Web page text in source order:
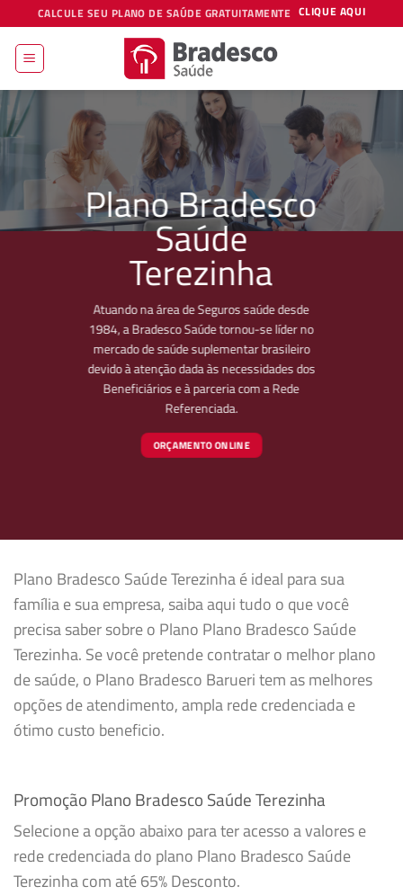
to
content
CALCULE SEU PLANO DE SAÚDE GRATUITAMENTE CLIQUE AQUI
Plano Bradesco
Saúde
Terezinha
Atuando na área de Seguros saúde desde
1984, a Bradesco Saúde tornou-se líder no
mercado de saúde suplementar brasileiro
devido à atenção dada às necessidades dos
Beneficiários e à parceria com a Rede
Referenciada.
ORÇAMENTO ONLINE
Plano Bradesco Saúde Terezinha é ideal para sua
família e sua empresa, saiba aqui tudo o que você
precisa saber sobre o Plano Plano Bradesco Saúde
Terezinha. Se você pretende contratar o melhor plano
de saúde, o Plano Bradesco Barueri tem as melhores
opções de atendimento, ampla rede credenciada e
ótimo custo beneficio.
Promoção Plano Bradesco Saúde Terezinha
Selecione a opção abaixo para ter acesso a valores e
rede credenciada do plano Plano Bradesco Saúde
Terezinha com até 65% Desconto.